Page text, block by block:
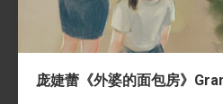
庞婕蕾《外婆的面包房》